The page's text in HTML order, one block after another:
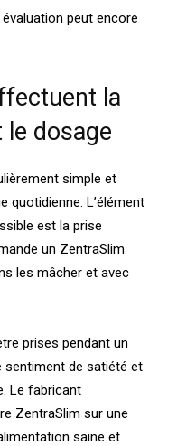
évaluation peut encore
la
le dosage
simple et
quotidienne. L’élément
est la prise
un ZentraSlim
les mâcher et avec
prises pendant un
sentiment de satiété et
Le fabricant
ZentraSlim sur une
saine et